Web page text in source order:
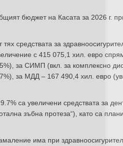
бюджет на Касата за 2026 г.
тях средствата за
с 415 075,1 хил. евро
за СИМП (вкл. за комплексно
за МДД – 167 490,4 хил. евро
са увеличени средствата за
зъбна протеза“), като са
има при